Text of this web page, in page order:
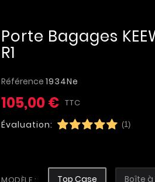
Porte Bagages
R1
Référence 1934Ne
105,00 € TTC
Évaluation: (1)
Top Case Boîte